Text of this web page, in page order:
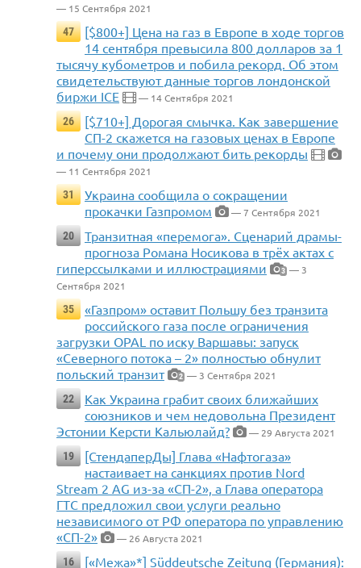
— 15 Сентября 2021
47
[$800+] Цена на газ в Европе в ходе торгов
14 сентября превысила 800 долларов за 1
тысячу кубометров и побила рекорд. Об этом
свидетельствуют данные торгов лондонской
биржи ICE
— 14 Сентября 2021
26
[$710+] Дорогая смычка. Как завершение
СП-2 скажется на газовых ценах в Европе
и почему они продолжают бить рекорды
— 11 Сентября 2021
31
Украина сообщила о сокращении
прокачки Газпромом
— 7 Сентября 2021
20
Транзитная «перемога». Сценарий драмы-
прогноза Романа Носикова в трёх актах с
гиперссылками и иллюстрациями
3 — 3
Сентября 2021
35
«Газпром» оставит Польшу без транзита
российского газа после ограничения
загрузки OPAL по иску Варшавы: запуск
«Северного потока – 2» полностью обнулит
польский транзит
2 — 3 Сентября 2021
22
Как Украина грабит своих ближайших
союзников и чем недовольна Президент
Эстонии Керсти Кальюлайд?
— 29 Августа 2021
19
[СтендаперДы] Глава «Нафтогаза»
настаивает на санкциях против Nord
Stream 2 AG из-за «СП-2», а Глава оператора
ГТС предложил свои услуги реально
независимого от РФ оператора по управлению
«СП-2»
— 26 Августа 2021
16
[«Межа»*] Süddeutsche Zeitung (Германия):